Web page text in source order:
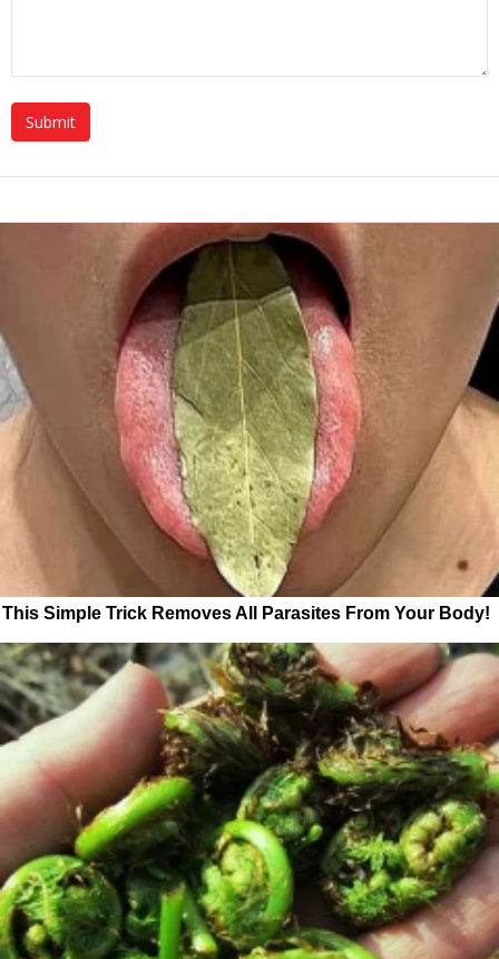
This Simple Trick Removes All Parasites From Your Body!